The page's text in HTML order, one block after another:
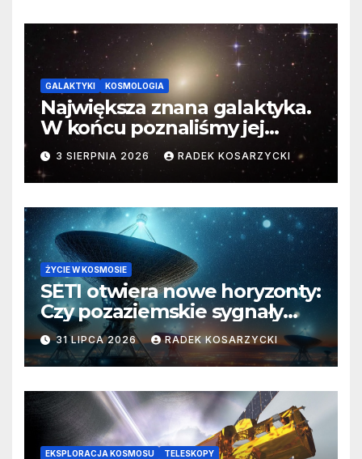
GALAKTYKI KOSMOLOGIA
Największa znana galaktyka.
W końcu poznaliśmy jej
faktyczne wymiary
3 SIERPNIA 2026 RADEK KOSARZYCKI
ŻYCIE W KOSMOSIE
SETI otwiera nowe horyzonty:
Czy pozaziemskie sygnały
czekają w nieoczekiwanych
miejscach?
31 LIPCA 2026 RADEK KOSARZYCKI
EKSPLORACJA KOSMOSU TELESKOPY